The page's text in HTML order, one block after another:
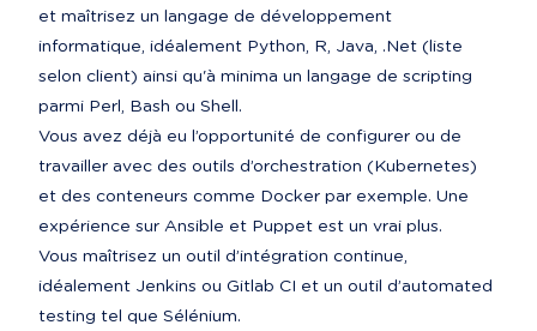
et maîtrisez un langage de développement
informatique, idéalement Python, R, Java, .Net (liste
selon client) ainsi qu'à minima un langage de scripting
parmi Perl, Bash ou Shell.
Vous avez déjà eu l’opportunité de configurer ou de
travailler avec des outils d’orchestration (Kubernetes)
et des conteneurs comme Docker par exemple. Une
expérience sur Ansible et Puppet est un vrai plus.
Vous maîtrisez un outil d’intégration continue,
idéalement Jenkins ou Gitlab CI et un outil d’automated
testing tel que Sélénium.